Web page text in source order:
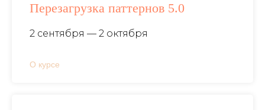
Перезагрузка паттернов 5.0
2 сентября — 2 октября
О курсе